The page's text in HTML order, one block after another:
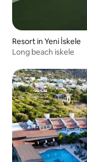
Resort in Yeni İskele
Long beach iskele